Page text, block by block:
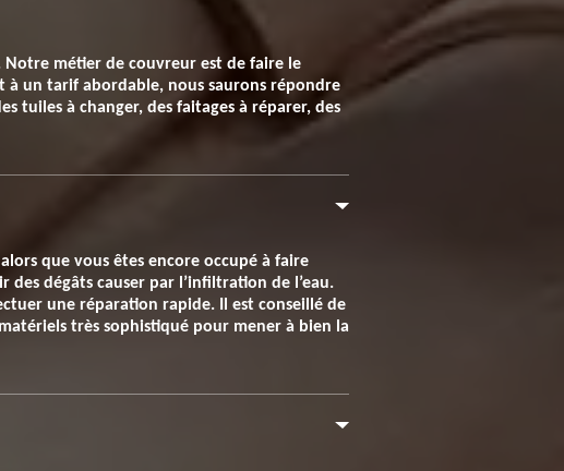
Notre métier de couvreur est de faire le
à un tarif abordable, nous saurons répondre
tuiles à changer, des faitages à réparer, des
que vous êtes encore occupé à faire
dégâts causer par l’infiltration de l’eau.
une réparation rapide. Il est conseillé de
très sophistiqué pour mener à bien la